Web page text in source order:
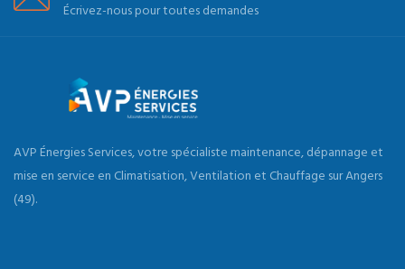
Écrivez-nous pour toutes demandes
AVP Énergies Services, votre spécialiste maintenance, dépannage et
mise en service en Climatisation, Ventilation et Chauffage sur Angers
(49).